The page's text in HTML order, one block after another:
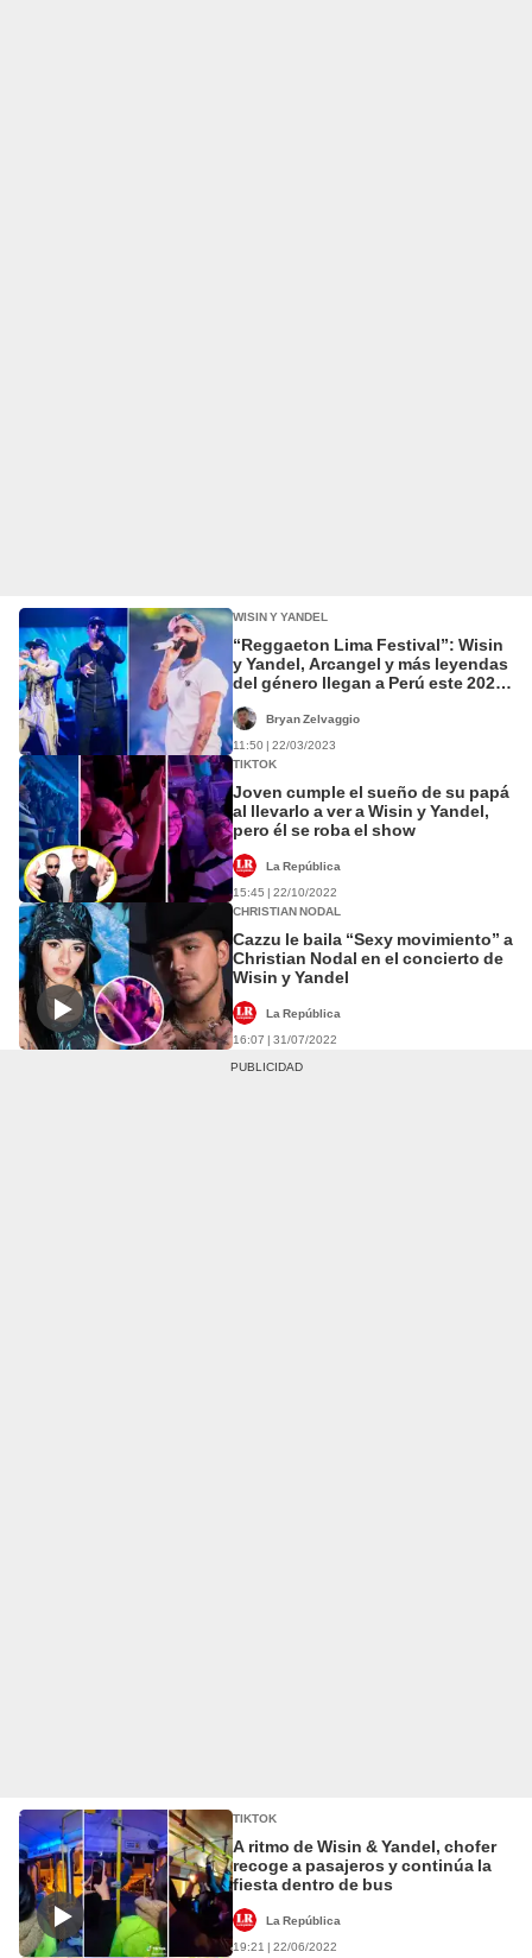
WISIN Y YANDEL
“Reggaeton Lima Festival”: Wisin
y Yandel, Arcangel y más leyendas
del género llegan a Perú este 2023
Bryan Zelvaggio
11:50 | 22/03/2023
TIKTOK
Joven cumple el sueño de su papá
al llevarlo a ver a Wisin y Yandel,
pero él se roba el show
La República
15:45 | 22/10/2022
CHRISTIAN NODAL
Cazzu le baila “Sexy movimiento” a
Christian Nodal en el concierto de
Wisin y Yandel
La República
16:07 | 31/07/2022
TIKTOK
A ritmo de Wisin & Yandel, chofer
recoge a pasajeros y continúa la
fiesta dentro de bus
La República
19:21 | 22/06/2022